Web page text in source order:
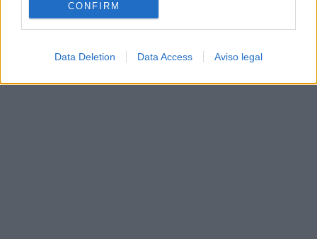
CONFIRM
Data Deletion Data Access Aviso legal